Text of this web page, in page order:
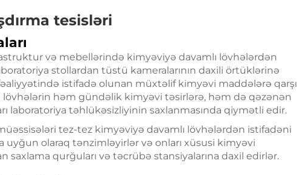
tesisləri
və mebellərində kimyəviyə davamlı lövhələrdən
stollardan tüstü kameralarının daxili örtüklərinə
istifadə olunan müxtəlif kimyəvi maddələrə qarşı
həm gündəlik kimyəvi təsirlərə, həm də qəzənən
laboratoriya təhlükəsizliyinin saxlanmasında qiymətli edir.
tez-tez kimyəviyə davamlı lövhələrdən istifadəni
uyğun olaraq tənzimləyirlər və onları xüsusi kimyəvi
saxlama qurğuları və təcrübə stansiyalarına daxil edirlər.